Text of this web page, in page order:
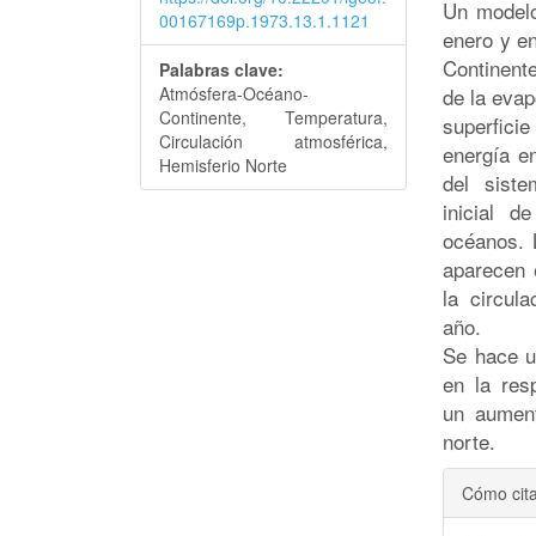
00167169p.1973.13.1.1121
Palabras clave:
Atmósfera-Océano-
Continente, Temperatura,
Circulación atmosférica,
Hemisferio Norte
Un
enero y
de la
energía
del
inicial
océanos.
la
año.
Se hace
en la
un
norte.
Cómo